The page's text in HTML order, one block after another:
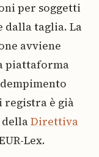
per soggetti
taglia. La
avviene
piattaforma
registra è già
Direttiva
Lex.